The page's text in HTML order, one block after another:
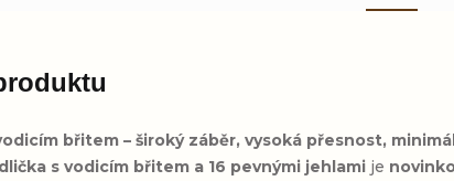
břitem – široký záběr, vysoká přesnost,
s vodicím břitem a 16 pevnými jehlami je